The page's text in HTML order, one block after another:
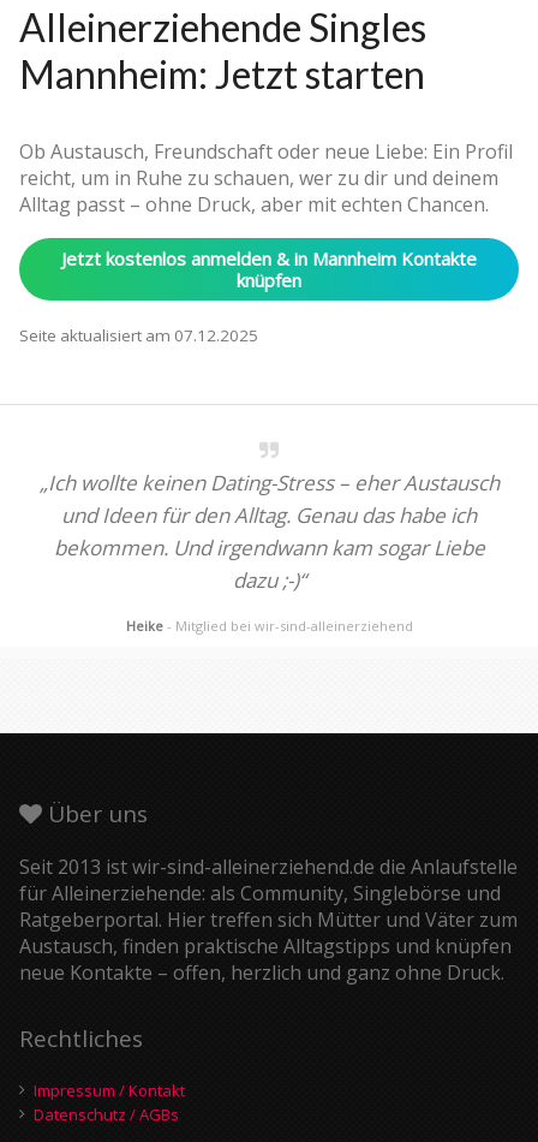
Alleinerziehende Singles
Mannheim: Jetzt starten
Ob Austausch, Freundschaft oder neue Liebe: Ein Profil
reicht, um in Ruhe zu schauen, wer zu dir und deinem
Alltag passt – ohne Druck, aber mit echten Chancen.
Jetzt kostenlos anmelden & in Mannheim Kontakte
knüpfen
Seite aktualisiert am 07.12.2025
„Ich wollte keinen Dating-Stress – eher Austausch
und Ideen für den Alltag. Genau das habe ich
bekommen. Und irgendwann kam sogar Liebe
dazu ;-)“
Heike - Mitglied bei wir-sind-alleinerziehend
Über uns
Seit 2013 ist wir-sind-alleinerziehend.de die Anlaufstelle
für Alleinerziehende: als Community, Singlebörse und
Ratgeberportal. Hier treffen sich Mütter und Väter zum
Austausch, finden praktische Alltagstipps und knüpfen
neue Kontakte – offen, herzlich und ganz ohne Druck.
Rechtliches
Impressum / Kontakt
Datenschutz / AGBs